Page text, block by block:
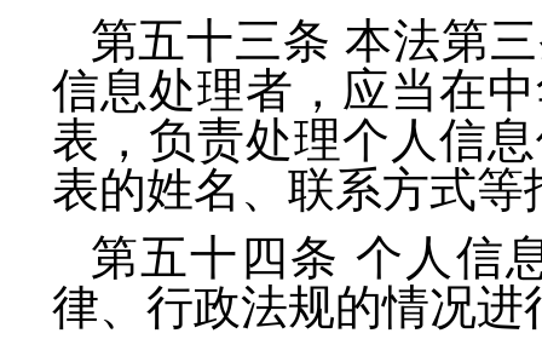
第五十三条 本法第
信息处理者，应当在
表，负责处理个人信
表的姓名、联系方式
第五十四条 个人信
律、行政法规的情况进